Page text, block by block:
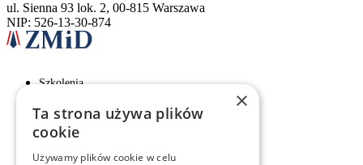
ul. Sienna 93 lok. 2, 00-815 Warszawa
NIP: 526-13-30-874
Szkolenia
Rekrutacja
Examino
×
Ta strona używa plików
cookie
Używamy plików cookie w celu